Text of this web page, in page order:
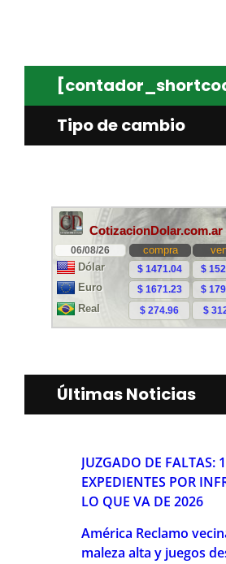
Tipo de cambio
Últimas Noticias
JUZGADO DE FALTAS:
EXPEDIENTES POR
LO QUE VA DE 2026
América Reclamo
maleza alta y juegos